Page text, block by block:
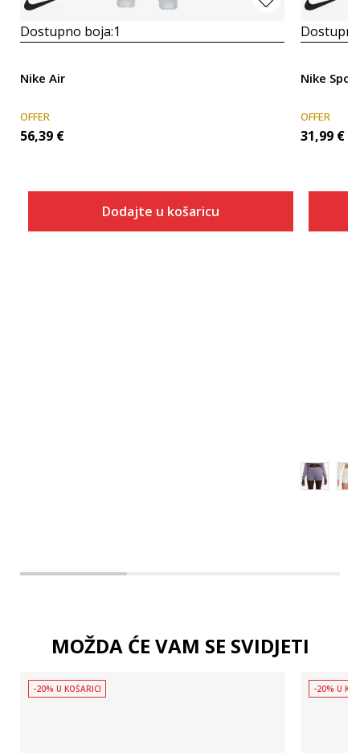
Dostupno boja:1
Nike Air
OFFER
56,39 €
Dodajte u košaricu
Nike
OFFER
31,99 €
MOŽDA ĆE VAM SE SVIDJETI
-20% U KOŠARICI -20% U